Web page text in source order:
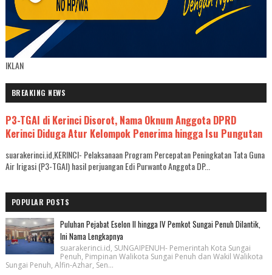
IKLAN
BREAKING NEWS
P3-TGAI di Kerinci Disorot, Nama Oknum Anggota DPRD
Kerinci Diduga Atur Kelompok Penerima hingga Isu Pungutan
suarakerinci.id,KERINCI- Pelaksanaan Program Percepatan Peningkatan Tata Guna
Air Irigasi (P3-TGAI) hasil perjuangan Edi Purwanto Anggota DP...
POPULAR POSTS
Puluhan Pejabat Eselon II hingga IV Pemkot Sungai Penuh Dilantik,
Ini Nama Lengkapnya
suarakerinci.id, SUNGAIPENUH- Pemerintah Kota Sungai
Penuh, Pimpinan Walikota Sungai Penuh dan Wakil Walikota
Sungai Penuh, Alfin-Azhar, Sen...